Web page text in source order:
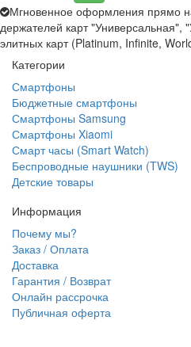
Мгновенное оформления прямо
держателей карт "Универсальная",
элитных карт (Platinum, Infinite,
Категории
Смартфоны
Бюджетные смартфоны
Смартфоны Samsung
Смартфоны Xiaomi
Смарт часы (Smart Watch)
Беспроводные наушники (TWS)
Детские товары
Информация
Почему мы?
Заказ / Оплата
Доставка
Гарантия / Возврат
Онлайн рассрочка
Публичная оферта